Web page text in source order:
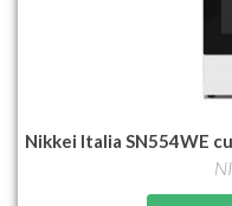
Nikkei Italia SN554WE